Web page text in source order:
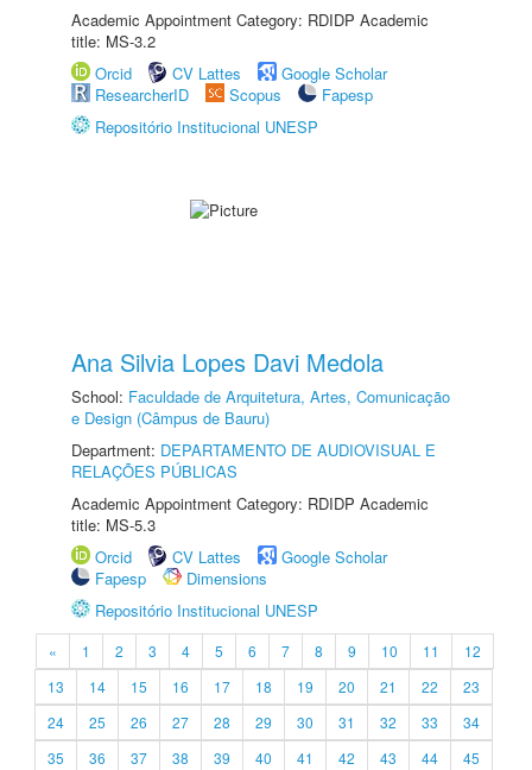
Academic Appointment Category: RDIDP Academic
title: MS-3.2
Orcid
CV Lattes
Google Scholar
ResearcherID
Scopus
Fapesp
Repositório Institucional UNESP
Ana Silvia Lopes Davi Medola
School: Faculdade de Arquitetura, Artes, Comunicação
e Design (Câmpus de Bauru)
Department: DEPARTAMENTO DE AUDIOVISUAL E
RELAÇÕES PÚBLICAS
Academic Appointment Category: RDIDP Academic
title: MS-5.3
Orcid
CV Lattes
Google Scholar
Fapesp
Dimensions
Repositório Institucional UNESP
« 1 2 3 4 5 6 7 8 9 10 11
12
13
14 15 16 17 18 19 20 21 22
23
24
25 26 27 28 29 30 31 32 33
34
35
36 37 38 39 40 41 42 43 44
45